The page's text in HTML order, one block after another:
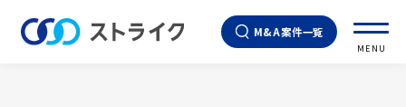
M&A案件一覧
MENU